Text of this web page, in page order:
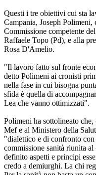
Questi i tre obiettivi cui sta
Campania, Joseph
Commissione competente
Raffaele Topo (Pd), e alla
Rosa D'Amelio.
"Il lavoro fatto sul fronte
detto Polimeni ai cronisti
nella fase in cui bisogna
sfida è quella di
Lea che vanno ottimizzati".
Polimeni ha sottolineato
Mef e al Ministero della
"dialettico e di confronto
commissione sanità riunita
definito aspetti e principi
credo a demiurghi. La chi